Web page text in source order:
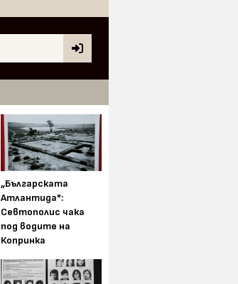
„Българската
Атлантида":
Севтополис чака
под водите на
Копринка